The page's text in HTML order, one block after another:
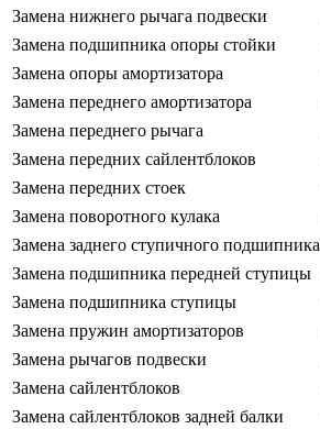
Замена нижнего рычага подвески
Замена подшипника опоры стойки
Замена опоры амортизатора
Замена переднего амортизатора
Замена переднего рычага
Замена передних сайлентблоков
Замена передних стоек
Замена поворотного кулака
Замена заднего ступичного подшипника
Замена подшипника передней ступицы
Замена подшипника ступицы
Замена пружин амортизаторов
Замена рычагов подвески
Замена сайлентблоков
Замена сайлентблоков задней балки